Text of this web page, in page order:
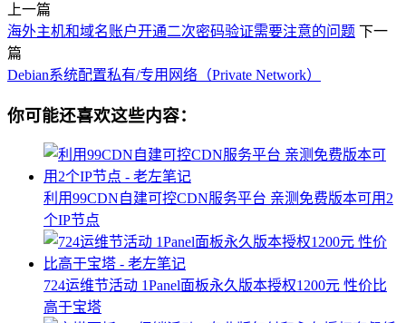
上一篇
海外主机和域名账户开通二次密码验证需要注意的问题 下一
篇
Debian系统配置私有/专用网络（Private Network）
你可能还喜欢这些内容：
利用99CDN自建可控CDN服务平台 亲测免费版本可用2
个IP节点
724运维节活动 1Panel面板永久版本授权1200元 性价比
高于宝塔